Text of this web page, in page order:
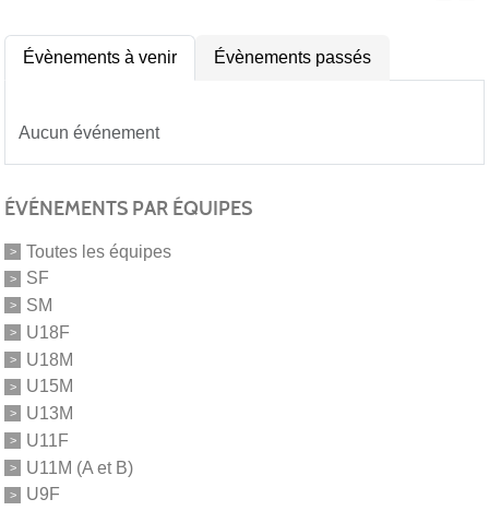
Évènements à venir Évènements passés
Aucun événement
ÉVÉNEMENTS PAR ÉQUIPES
Toutes les équipes
SF
SM
U18F
U18M
U15M
U13M
U11F
U11M (A et B)
U9F